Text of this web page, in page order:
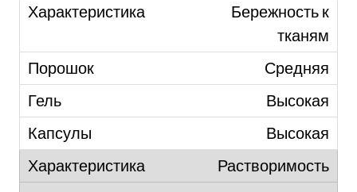
Бережность к
тканям
Средняя
Высокая
Высокая
Растворимость